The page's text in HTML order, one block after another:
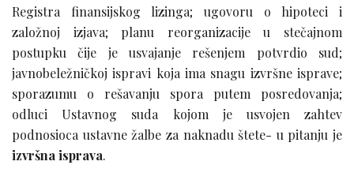
Registra finansijskog lizinga; ugovoru o hipoteci i
založnoj izjava; planu reorganizacije u stečajnom
postupku čije je usvajanje rešenjem potvrdio sud;
javnobeležničkoj ispravi koja ima snagu izvršne isprave;
sporazumu o rešavanju spora putem posredovanja;
odluci Ustavnog suda kojom je usvojen zahtev
podnosioca ustavne žalbe za naknadu štete- u pitanju je
izvršna isprava.